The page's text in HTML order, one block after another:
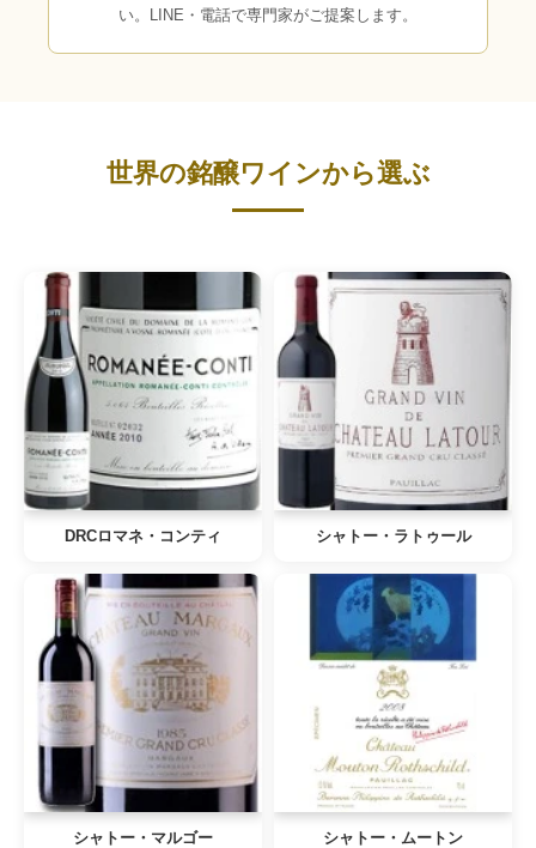
い。LINE・電話で専門家がご提案します。
世界の銘醸ワインから選ぶ
DRCロマネ・コンティ シャトー・ラトゥール
シャトー・マルゴー シャトー・ムートン